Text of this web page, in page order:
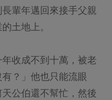
輩年邁回來接手父親
土地上。
收成不到十萬，被老
？」他也只能流眼
公伯還不幫忙，然後